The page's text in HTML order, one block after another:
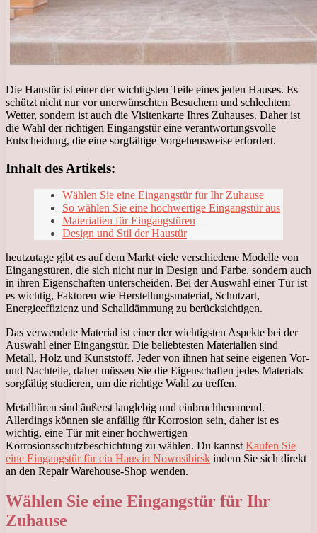
Die Haustür ist einer der wichtigsten Teile eines jeden Hauses. Es
schützt nicht nur vor unerwünschten Besuchern und schlechtem
Wetter, sondern ist auch die Visitenkarte Ihres Zuhauses. Daher ist
die Wahl der richtigen Eingangstür eine verantwortungsvolle
Entscheidung, die eine sorgfältige Vorgehensweise erfordert.
Inhalt des Artikels:
Wählen Sie eine Eingangstür für Ihr Zuhause
So wählen Sie eine hochwertige Eingangstür aus
Materialien für Eingangstüren
Design und Stil der Haustür
heutzutage gibt es auf dem Markt viele verschiedene Modelle von
Eingangstüren, die sich nicht nur in Design und Farbe, sondern auch
in ihren Eigenschaften unterscheiden. Bei der Auswahl einer Tür ist
es wichtig, Faktoren wie Herstellungsmaterial, Schutzart,
Energieeffizienz und Schalldämmung zu berücksichtigen.
Das verwendete Material ist einer der wichtigsten Aspekte bei der
Auswahl einer Eingangstür. Die beliebtesten Materialien sind
Metall, Holz und Kunststoff. Jeder von ihnen hat seine eigenen Vor-
und Nachteile, daher müssen Sie die Eigenschaften jedes Materials
sorgfältig studieren, um die richtige Wahl zu treffen.
Metalltüren sind äußerst langlebig und einbruchhemmend.
Allerdings können sie anfällig für Korrosion sein, daher ist es
wichtig, eine Tür mit einer hochwertigen
Korrosionsschutzbeschichtung zu wählen. Du kannst Kaufen Sie
eine Eingangstür für ein Haus in Nowosibirsk indem Sie sich direkt
an den Repair Warehouse-Shop wenden.
Wählen Sie eine Eingangstür für Ihr
Zuhause